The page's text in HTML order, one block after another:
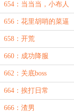
654：当当当，小布人
656：花里胡哨的菜逼
658：开荒
660：成功降服
662：关底boss
664：挨打日常
666：渣男